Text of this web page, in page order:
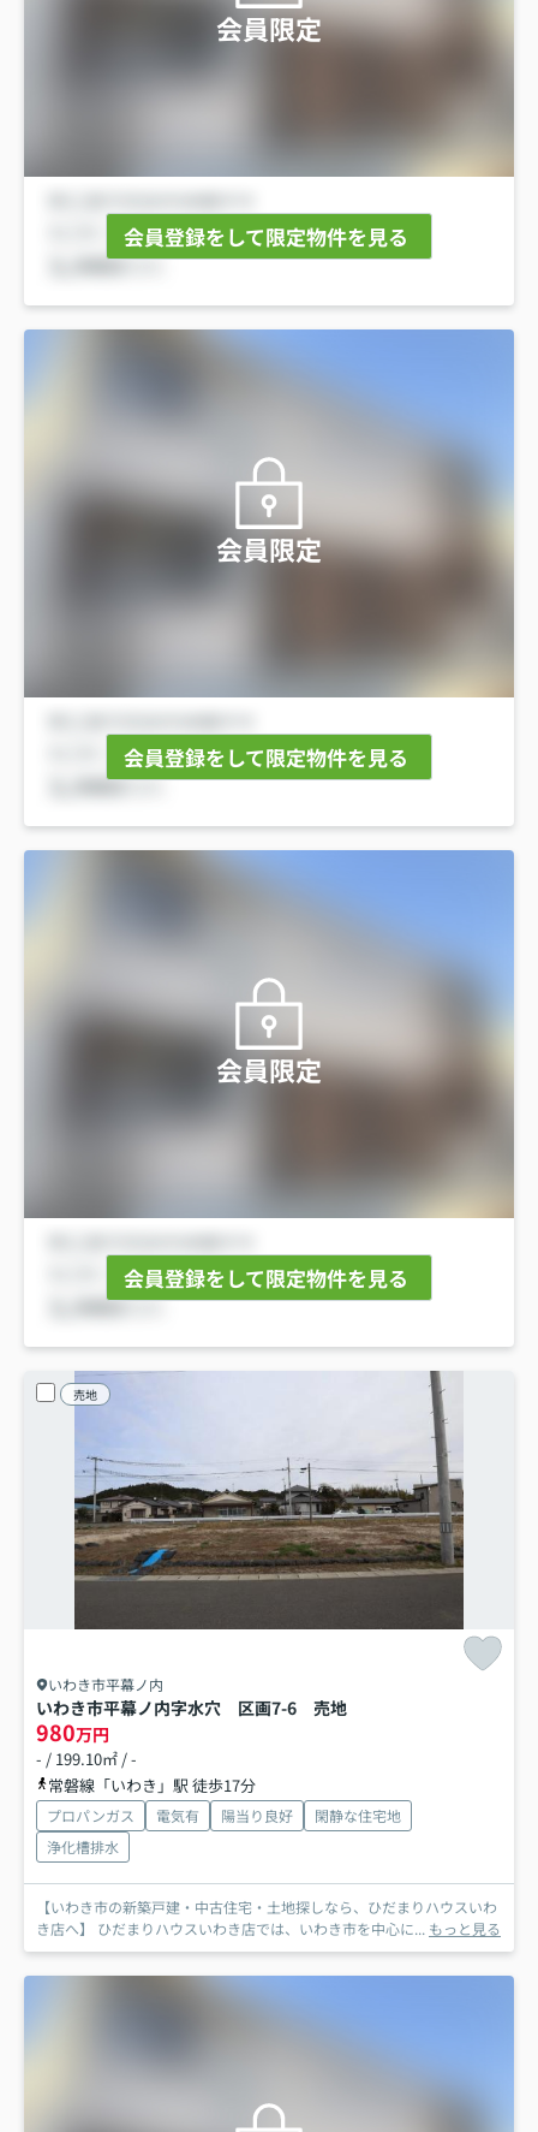
会員限定
会員登録をして限定物件を見る
会員限定
会員登録をして限定物件を見る
会員限定
会員登録をして限定物件を見る
売地
いわき市平幕ノ内
いわき市平幕ノ内字水穴 区画7-6 売地
980万円
- / 199.10㎡ / -
常磐線「いわき」駅 徒歩17分
プロパンガス 電気有 陽当り良好
閑静な住宅地
浄化槽排水
【いわき市の新築戸建・中古住宅・土地探しなら、ひだまりハウスいわ
き店へ】 ひだまりハウスいわき店では、いわき市を中心に... もっと見る